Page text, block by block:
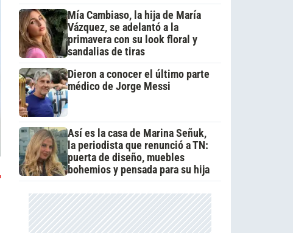
Mía Cambiaso, la hija de María
Vázquez, se adelantó a la
primavera con su look floral y
sandalias de tiras
Dieron a conocer el último parte
médico de Jorge Messi
Así es la casa de Marina Señuk,
la periodista que renunció a TN:
puerta de diseño, muebles
bohemios y pensada para su hija